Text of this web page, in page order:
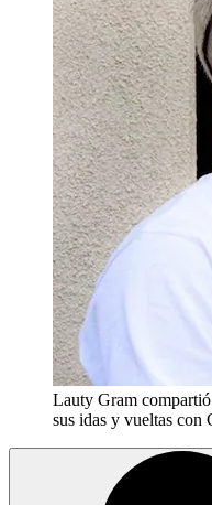
Lauty Gram
sus idas y vueltas con